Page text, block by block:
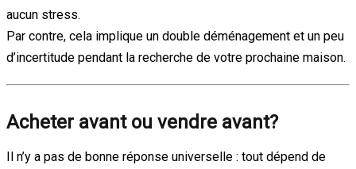
aucun stress.
Par contre, cela implique un double déménagement et un peu
d’incertitude pendant la recherche de votre prochaine maison.
Acheter avant ou vendre avant?
Il n’y a pas de bonne réponse universelle : tout dépend de